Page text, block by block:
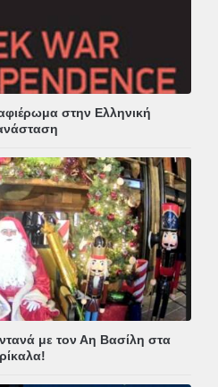
στην Ελληνική
με τον Αη Βασίλη στα